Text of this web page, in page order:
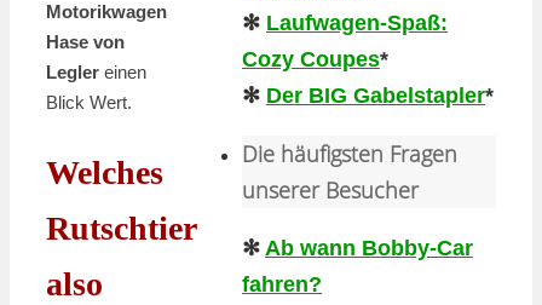
Motorikwagen
Hase von
Legler einen
Blick Wert.
Welches
Rutschtier
also
✻ Laufwagen-Spaß:
Cozy Coupes*
✻ Der BIG Gabelstapler*
Die häufigsten Fragen
unserer Besucher
✻ Ab wann Bobby-Car
fahren?